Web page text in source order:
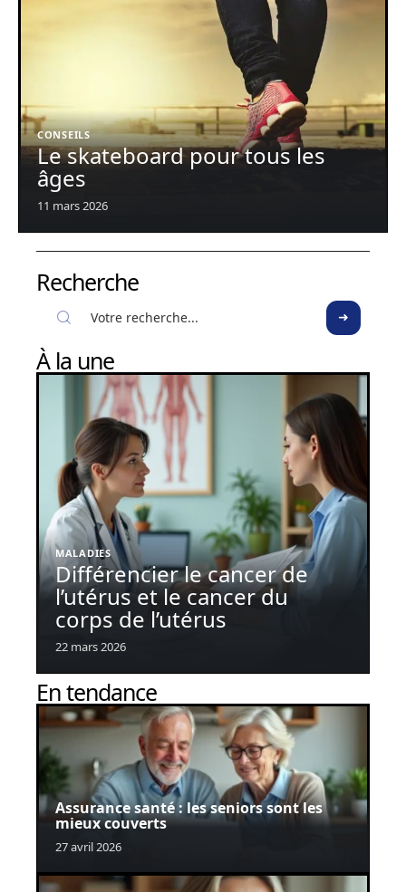
CONSEILS
Le skateboard pour tous les
âges
11 mars 2026
Recherche
À la une
MALADIES
Différencier le cancer de
l’utérus et le cancer du
corps de l’utérus
22 mars 2026
En tendance
Assurance santé : les seniors sont les
mieux couverts
27 avril 2026